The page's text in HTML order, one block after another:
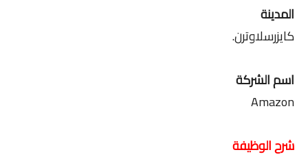
المدينة
كايزرسلاوترن.
اسم الشركة
Amazon
شرح الوظيفة